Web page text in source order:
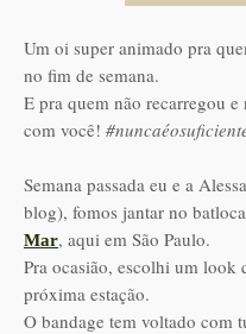
Um oi super animado pra
no fim de semana.
E pra quem não recarregou
com você!
Semana passada eu e a
blog), fomos jantar no
Mar, aqui em São Paulo.
Pra ocasião, escolhi um look
próxima estação.
O bandage tem voltado com